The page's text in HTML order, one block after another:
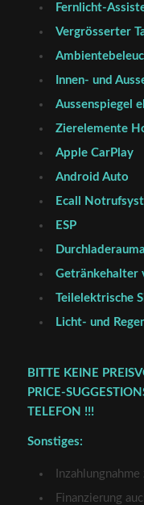
Fernlicht-
Vergrösserter
Innen- und
Aussenspiegel
Zierelemente
Apple CarPlay
Android Auto
Ecall
ESP
Getränkehalter
Teilelektrische
Licht- und
BITTE KEINE
PRICE-
TELEFON !!!
Sonstiges:
Finanzierung